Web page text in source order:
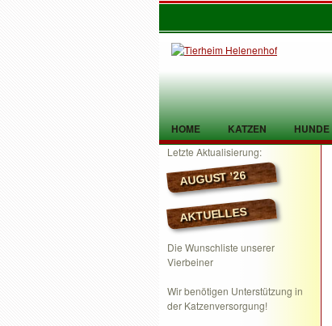
HOME KATZEN HUNDE
TIER GEFUNDEN KONTAKT
Letzte Aktualisierung:
AUGUST ’26
AKTUELLES
Die Wunschliste unserer
Vierbeiner
Wir benötigen Unterstützung in
der Katzenversorgung!